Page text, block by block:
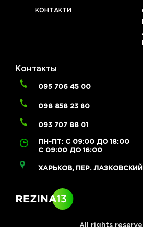
КОНТАКТИ
Контакты
095 706 45 00
098 858 23 80
093 707 88 01
ПН-ПТ: С 09:00 ДО 18:00
С 09:00 ДО 16:00
ХАРЬКОВ, ПЕР.
All rights